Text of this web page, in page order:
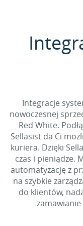
Integracje
nowoczesnej
Red White.
Sellasist da Ci
kuriera. Dzięki
czas i pieniądze.
automatyzację z
na szybkie
do klientów,